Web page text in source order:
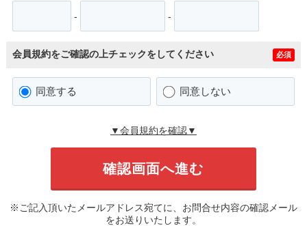
- -
会員規約をご確認の上チェックをしてください 必須
同意する 同意しない
▼会員規約を確認▼
※ご記入頂いたメールアドレス宛てに、お問合せ内容の確認メール
をお送りいたします。